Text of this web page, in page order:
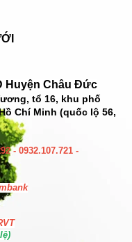
Huyện Châu Đức
tổ 16, khu phố
Chí Minh (quốc lộ 56,
- 0932.107.721 -